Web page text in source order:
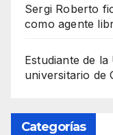
Sergi Roberto
como agente
Estudiante de
universitario de
Categorías